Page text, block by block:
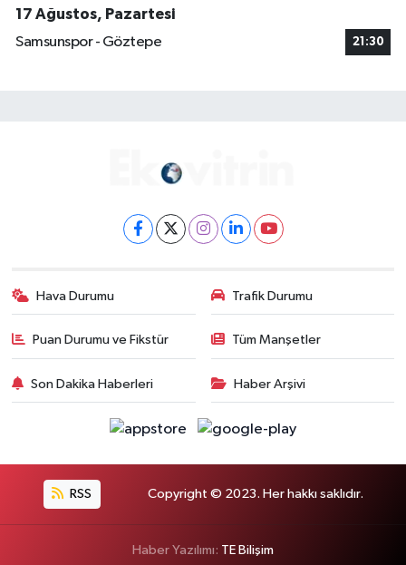
17 Ağustos, Pazartesi
Samsunspor - Göztepe
21:30
Hava Durumu Trafik Durumu
Puan Durumu ve Fikstür Tüm Manşetler
Son Dakika Haberleri Haber Arşivi
RSS Copyright © 2023. Her hakkı saklıdır.
Haber Yazılımı: TE Bilişim